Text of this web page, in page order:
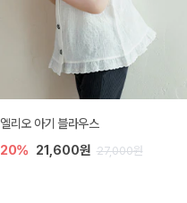
엘리오 아기 블라우스
20% 21,600원 27,000원